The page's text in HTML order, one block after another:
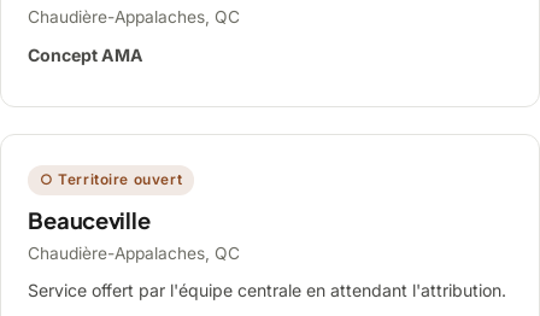
Chaudière-Appalaches, QC
Concept AMA
○ Territoire ouvert
Beauceville
Chaudière-Appalaches, QC
Service offert par l'équipe centrale en attendant l'attribution.